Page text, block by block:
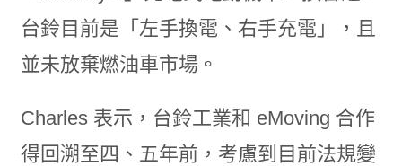
台鈴目前是「左手換電、右手充電」，且
並未放棄燃油車市場。
Charles 表示，台鈴工業和 eMoving 合作
得回溯至四、五年前，考慮到目前法規變